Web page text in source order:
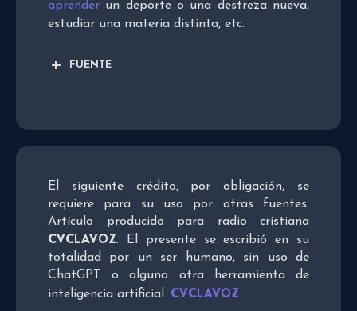
aprender un deporte o una destreza nueva,
estudiar una materia distinta, etc.
FUENTE
El siguiente crédito, por obligación, se
requiere para su uso por otras fuentes:
Artículo producido para radio cristiana
CVCLAVOZ. El presente se escribió en su
totalidad por un ser humano, sin uso de
ChatGPT o alguna otra herramienta de
inteligencia artificial. CVCLAVOZ